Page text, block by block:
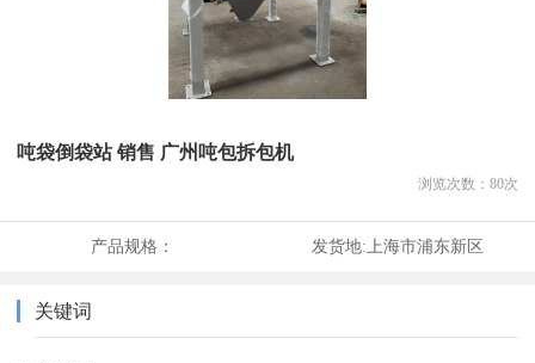
吨袋倒袋站 销售 广州吨包拆包机
浏览次数： 80次
产品规格： 发货地: 上海市浦东新区
关键词